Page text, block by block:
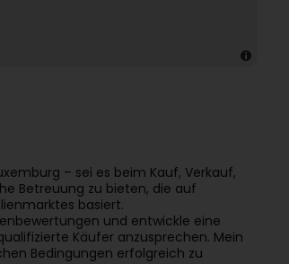
– sei es beim Kauf, Verkauf,
Betreuung zu bieten, die auf
basiert.
und entwickle eine
Käufer anzusprechen. Mein
Bedingungen erfolgreich zu